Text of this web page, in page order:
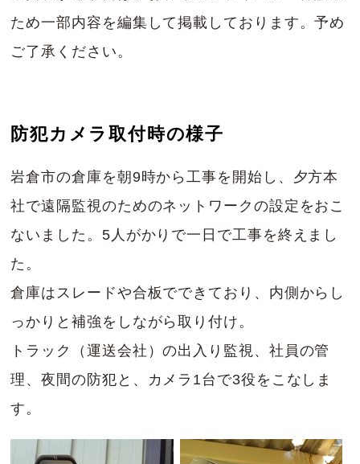
ため一部内容を編集して掲載しております。予め
ご了承ください。
防犯カメラ取付時の様子
岩倉市の倉庫を朝9時から工事を開始し、夕方本
社で遠隔監視のためのネットワークの設定をおこ
ないました。5人がかりで一日で工事を終えまし
た。
倉庫はスレードや合板でできており、内側からし
っかりと補強をしながら取り付け。
トラック（運送会社）の出入り監視、社員の管
理、夜間の防犯と、カメラ1台で3役をこなしま
す。